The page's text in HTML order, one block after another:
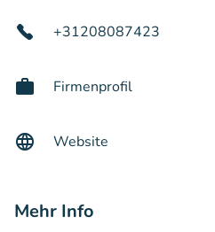
+31208087423
Firmenprofil
Website
Mehr Info